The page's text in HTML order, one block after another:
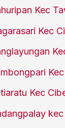
Kec
Kec
Kec